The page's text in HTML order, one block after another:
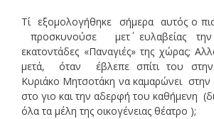
Τί εξομολογήθηκε σήμερα αυτός ο
προσκυνούσε μετ΄ ευλαβείας
εκατοντάδες «Παναγιές» της χώρας;
μετά, όταν έβλεπε σπίτι του στην
Κυριάκο Μητσοτάκη να καμαρώνει
στο γιο και την αδερφή του καθήμενη
όλα τα μέλη της οικογένειας θέατρο );